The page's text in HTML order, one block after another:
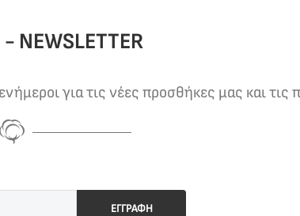
NEWSLETTER
για τις νέες προσθήκες μας και
ΕΓΓΡΑΦΗ